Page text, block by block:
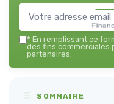
* En remplissant ce
des fins commerciales
partenaires.
SOMMAIRE